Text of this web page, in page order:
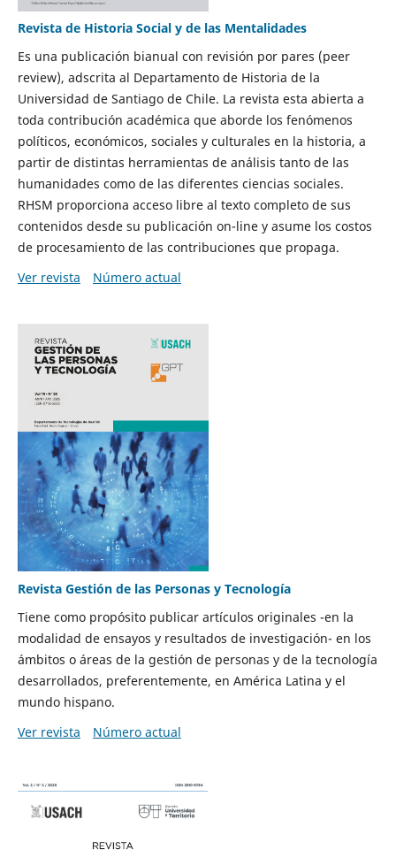
Revista de Historia Social y de las Mentalidades
Es una publicación bianual con revisión por pares (peer
review), adscrita al Departamento de Historia de la
Universidad de Santiago de Chile. La revista esta abierta a
toda contribución académica que aborde los fenómenos
políticos, económicos, sociales y culturales en la historia, a
partir de distintas herramientas de análisis tanto de las
humanidades como de las diferentes ciencias sociales.
RHSM proporciona acceso libre al texto completo de sus
contenidos desde su publicación on-line y asume los costos
de procesamiento de las contribuciones que propaga.
Ver revista
Número actual
Revista Gestión de las Personas y Tecnología
Tiene como propósito publicar artículos originales -en la
modalidad de ensayos y resultados de investigación- en los
ámbitos o áreas de la gestión de personas y de la tecnología
desarrollados, preferentemente, en América Latina y el
mundo hispano.
Ver revista
Número actual